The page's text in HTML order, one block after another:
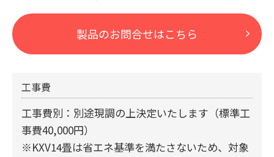
製品のお問合せはこちら
工事費
工事費別：別途現調の上決定いたします（標準工
事費40,000円）
※KXV14畳は省エネ基準を満たさないため、対象